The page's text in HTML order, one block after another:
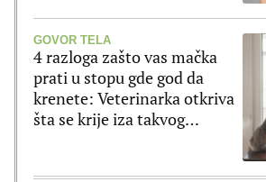
GOVOR TELA
4 razloga zašto vas mačka
prati u stopu gde god da
krenete: Veterinarka otkriva
šta se krije iza takvog